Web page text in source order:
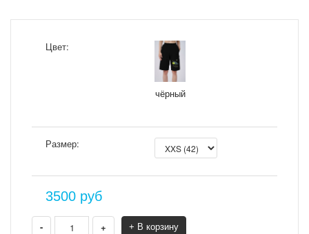
Цвет:
чёрный
Размер:
3500 руб
- + + В корзину